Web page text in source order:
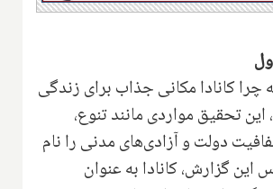
چرا کانادا مکانی جذاب برای زندگی
تحقیق مواردی مانند تنوع،
دولت و آزادی‌های مدنی را نام
این گزارش، کانادا به عنوان